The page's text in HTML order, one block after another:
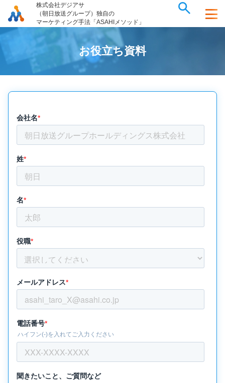
株式会社デジアサ
（朝日放送グループ）独自の
マーケティング手法「ASAHIメソッド」
お役立ち資料